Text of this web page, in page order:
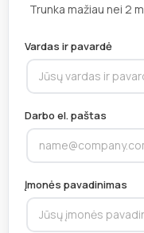
Trunka mažiau nei 2
Vardas ir pavardė
Darbo el. paštas
Įmonės pavadinimas